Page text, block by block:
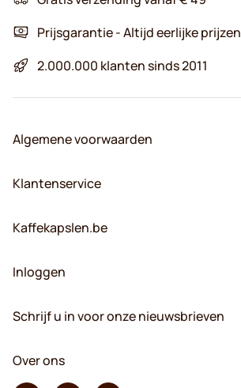
Prijsgarantie - Altijd eerlijke prijzen
2.000.000 klanten sinds 2011
Algemene voorwaarden
Klantenservice
Kaffekapslen.be
Inloggen
Schrijf u in voor onze nieuwsbrieven
Over ons